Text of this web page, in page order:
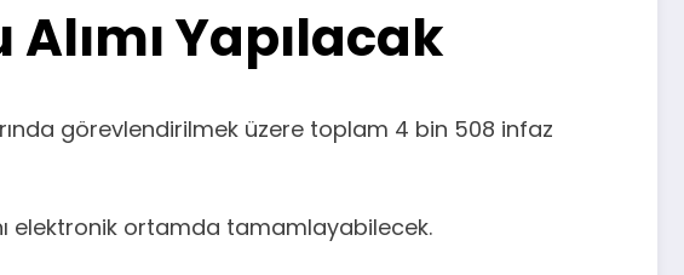
Yapılacak
görevlendirilmek üzere toplam 4 bin 508 infaz
elektronik ortamda tamamlayabilecek.